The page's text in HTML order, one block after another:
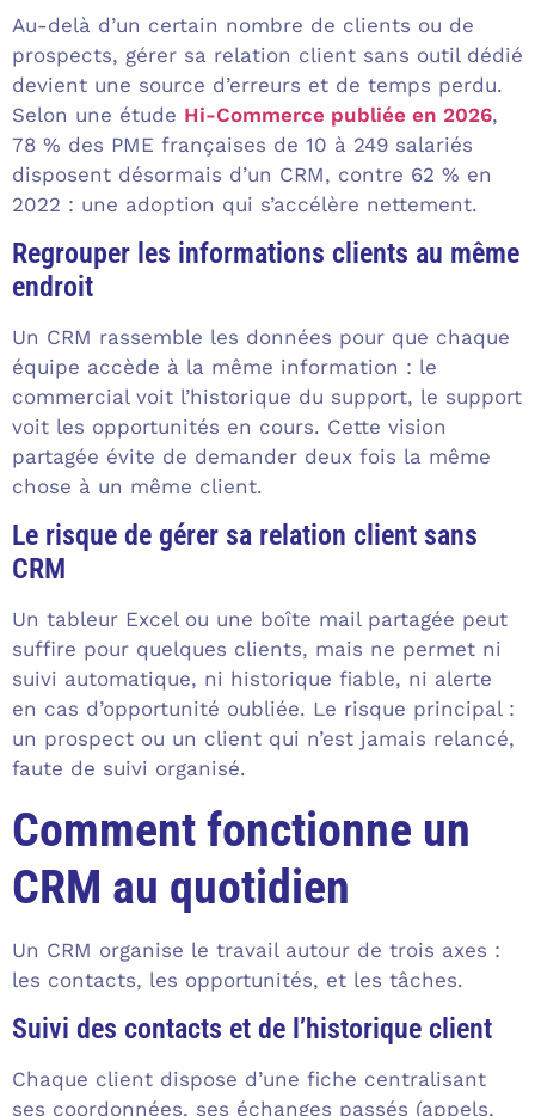
Au-delà d’un certain nombre de clients ou de
prospects, gérer sa relation client sans outil dédié
devient une source d’erreurs et de temps perdu.
Selon une étude Hi-Commerce publiée en 2026,
78 % des PME françaises de 10 à 249 salariés
disposent désormais d’un CRM, contre 62 % en
2022 : une adoption qui s’accélère nettement.
Regrouper les informations clients au même
endroit
Un CRM rassemble les données pour que chaque
équipe accède à la même information : le
commercial voit l’historique du support, le support
voit les opportunités en cours. Cette vision
partagée évite de demander deux fois la même
chose à un même client.
Le risque de gérer sa relation client sans
CRM
Un tableur Excel ou une boîte mail partagée peut
suffire pour quelques clients, mais ne permet ni
suivi automatique, ni historique fiable, ni alerte
en cas d’opportunité oubliée. Le risque principal :
un prospect ou un client qui n’est jamais relancé,
faute de suivi organisé.
Comment fonctionne un
CRM au quotidien
Un CRM organise le travail autour de trois axes :
les contacts, les opportunités, et les tâches.
Suivi des contacts et de l’historique client
Chaque client dispose d’une fiche centralisant
ses coordonnées, ses échanges passés (appels,